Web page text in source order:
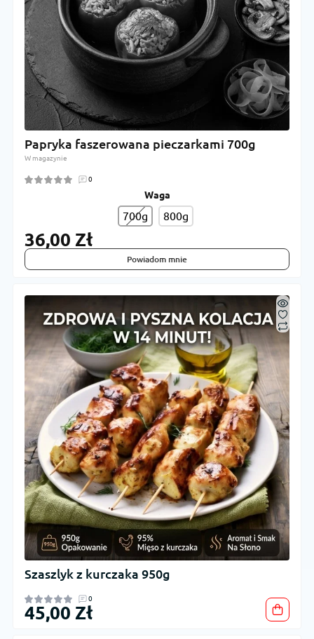
Papryka faszerowana pieczarkami 700g
W magazynie
0
Waga
700g 800g
36,00 Zł
Powiadom mnie
Szaszlyk z kurczaka 950g
0
45,00 Zł